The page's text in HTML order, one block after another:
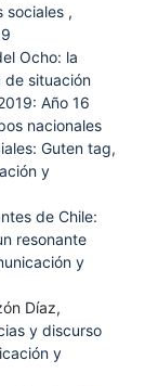
sociales ,
Ocho: la
de situación
Año 16
nacionales
Guten tag,
y
de Chile:
resonante
y
Díaz,
y discurso
y